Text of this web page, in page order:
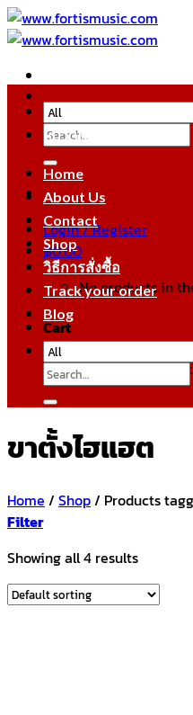
Skip
to
Search
for:
Login / Register
฿0.00
No products in
Cart
No products in the
หมวดหมู่สินค้า
Home
About Us
Contact
Shop
วิธีการสั่งซื้อ
Track your order
Blog
Search
for:
ขาตั้งไฮแฮต
Home / Shop/ Products
Filter
Showing all 4 results